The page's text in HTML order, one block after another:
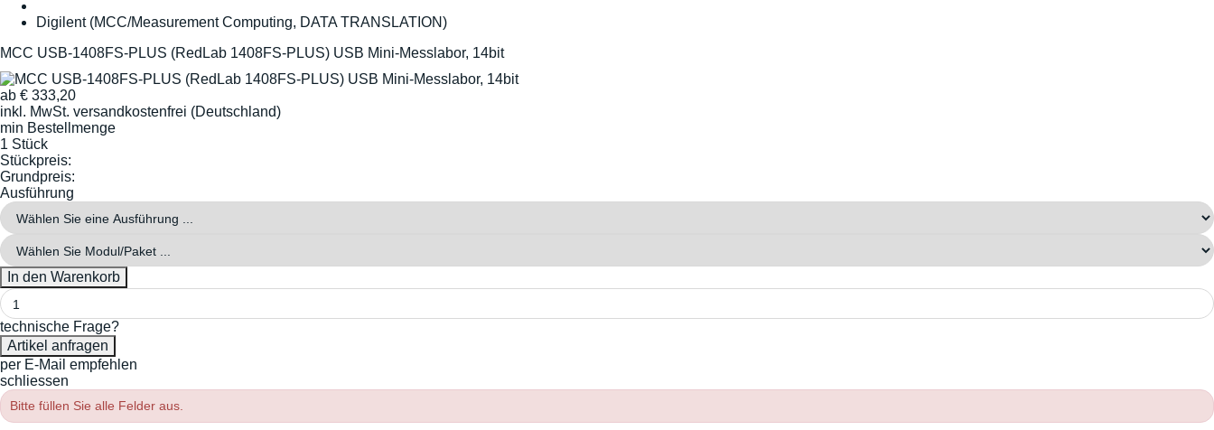
Digilent (MCC/Measurement Computing, DATA TRANSLATION)
MCC USB-1408FS-PLUS (RedLab 1408FS-PLUS) USB Mini-Messlabor, 14bit
ab € 333,20
inkl. MwSt. versandkostenfrei (Deutschland)
min Bestellmenge
1 Stück
Stückpreis:
Grundpreis:
Ausführung
technische Frage?
per E-Mail empfehlen
schliessen
Bitte füllen Sie alle Felder aus.